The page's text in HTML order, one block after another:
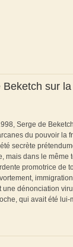
sur
Serge de
du pouvoir la
secrète
mais dans le même
promotrice de
une dénonciation
qui avait été lui-